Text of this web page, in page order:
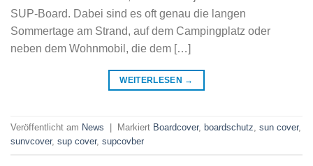
SUP-Board. Dabei sind es oft genau die langen
Sommertage am Strand, auf dem Campingplatz oder
neben dem Wohnmobil, die dem […]
WEITERLESEN →
Veröffentlicht am News Markiert Boardcover, boardschutz sun cover,
sunvcover, sup cover, supcovber